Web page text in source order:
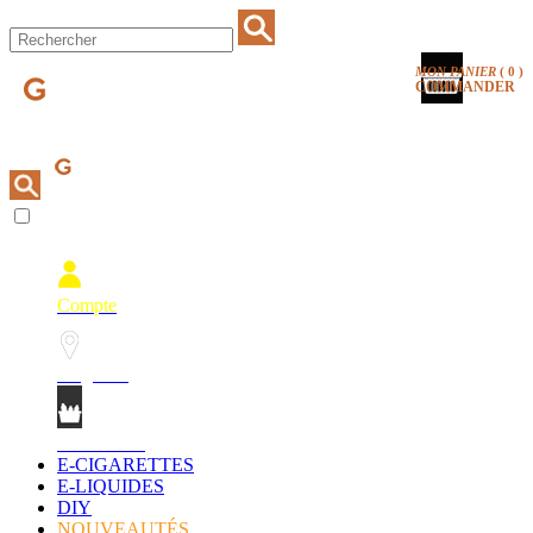
MON PANIER ( 0 )
COMMANDER
Compte
E-CIGARETTES
E-LIQUIDES
DIY
NOUVEAUTÉS